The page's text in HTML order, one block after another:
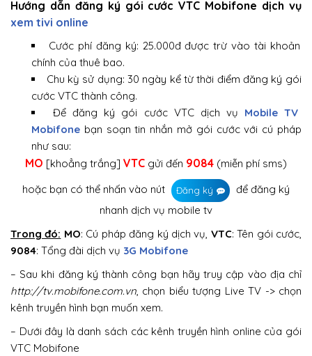
Hướng dẫn đăng ký gói cước VTC Mobifone dịch vụ
xem tivi online
Cước phí đăng ký: 25.000đ được trừ vào tài khoản
chính của thuê bao.
Chu kỳ sử dụng: 30 ngày kể từ thời điểm đăng ký gói
cước VTC thành công.
Để đăng ký gói cước VTC dịch vụ Mobile TV
Mobifone bạn soạn tin nhắn mở gói cước với cú pháp
như sau:
MO [khoẳng trắng] VTC gửi đến 9084 (miễn phí sms)
hoặc bạn có thể nhấn vào nút
Đăng ký
để đăng ký
nhanh dịch vụ mobile tv
Trong đó: MO: Cú pháp đăng ký dịch vụ, VTC: Tên gói cước,
9084: Tổng đài dịch vụ 3G Mobifone
– Sau khi đăng ký thành công bạn hãy truy cập vào địa chỉ
http://tv.mobifone.com.vn, chọn biểu tượng Live TV -> chọn
kênh truyền hình bạn muốn xem.
– Dưới đây là danh sách các kênh truyền hình online của gói
VTC Mobifone